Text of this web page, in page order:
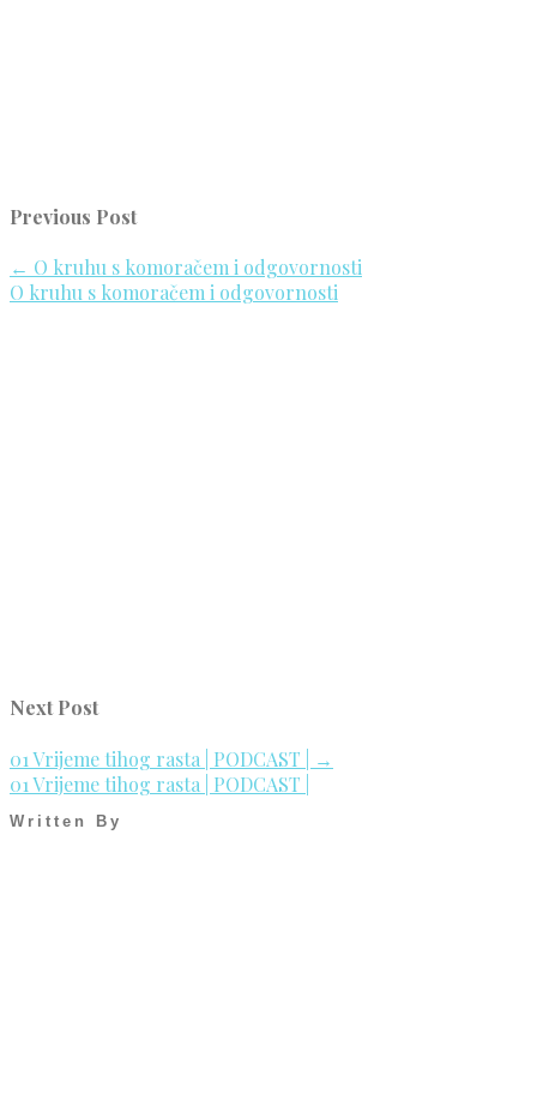
Previous Post
← O kruhu s komoračem i odgovornosti
O kruhu s komoračem i odgovornosti
Next Post
01 Vrijeme tihog rasta | PODCAST |
→
01 Vrijeme tihog rasta | PODCAST |
Written By